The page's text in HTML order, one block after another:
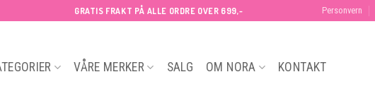
GRATIS FRAKT PÅ ALLE ORDRE OVER 699,- Personvern
VÅRE MERKER SALG OM NORA KONTAKT